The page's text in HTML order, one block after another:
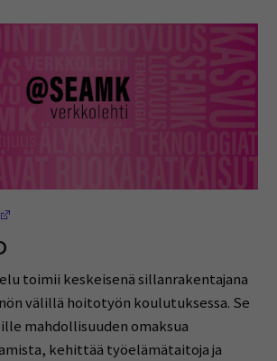
toimii keskeisenä sillanrakentajana
välillä hoitotyön koulutuksessa. Se
mahdollisuuden omaksua
kehittää työelämätaitoja ja